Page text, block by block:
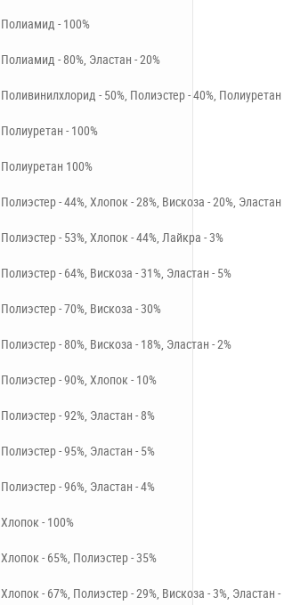
Полиамид - 100%
Полиамид - 80%, Эластан - 20%
Поливинилхлорид - 50%, Полиэстер - 40%, Полиуретан
Полиуретан - 100%
Полиуретан 100%
Полиэстер - 44%, Хлопок - 28%, Вискоза - 20%, Эластан
Полиэстер - 53%, Хлопок - 44%, Лайкра - 3%
Полиэстер - 64%, Вискоза - 31%, Эластан - 5%
Полиэстер - 70%, Вискоза - 30%
Полиэстер - 80%, Вискоза - 18%, Эластан - 2%
Полиэстер - 90%, Хлопок - 10%
Полиэстер - 92%, Эластан - 8%
Полиэстер - 95%, Эластан - 5%
Полиэстер - 96%, Эластан - 4%
Хлопок - 100%
Хлопок - 65%, Полиэстер - 35%
Хлопок - 67%, Полиэстер - 29%, Вискоза - 3%, Эластан -